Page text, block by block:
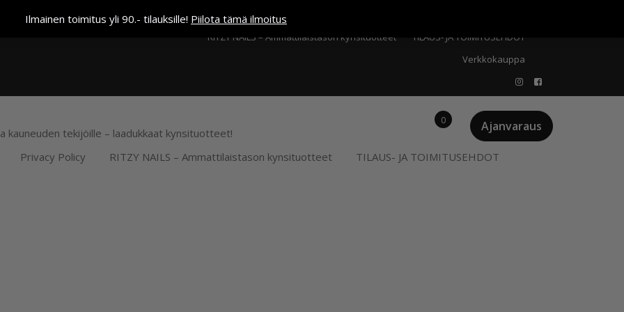
Ilmainen toimitus yli 90.- tilauksille! Piilota tämä ilmoitusKassa
RITZY NAILS – Ammattilaistason kynsituotteet
TILAUS- JA TOIMITUSEHDOT
Verkkokauppa
kauneuden tekijöille – laadukkaat kynsituotteet! Ajanvaraus
0
Privacy Policy RITZY NAILS – Ammattilaistason kynsituotteet TILAUS- JA TOIMITUSEHDOT